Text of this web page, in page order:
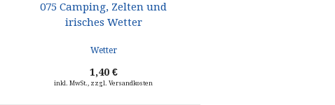
075 Camping, Zelten und
irisches Wetter
1,40 €
inkl. MwSt., zzgl. Versandkosten